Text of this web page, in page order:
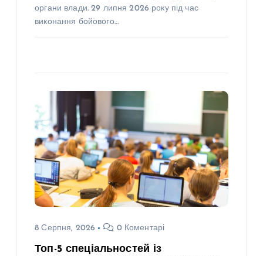
органи влади. 29 липня 2026 року під час
виконання бойового…
8 Серпня, 2026 0 Коментарі
Топ-5 спеціальностей із